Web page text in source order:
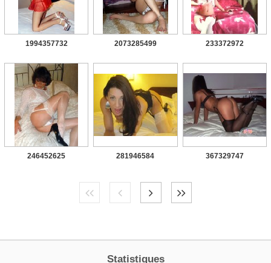
1994357732 2073285499 233372972
246452625 281946584 367329747
Statistiques